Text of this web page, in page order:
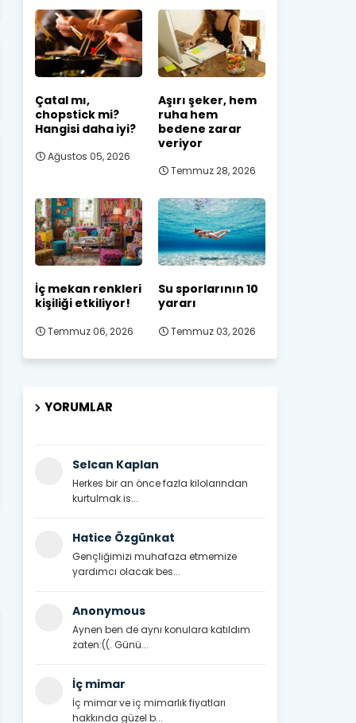
Çatal mı,
chopstick mi?
Hangisi daha iyi?
Ağustos 05, 2026
Aşırı şeker, hem
ruha hem
bedene zarar
veriyor
Temmuz 28, 2026
İç mekan renkleri
kişiliği etkiliyor!
Temmuz 06, 2026
Su sporlarının 10
yararı
Temmuz 03, 2026
YORUMLAR
Selcan Kaplan
Herkes bir an önce fazla kilolarından
kurtulmak is...
Hatice Özgünkat
Gençliğimizi muhafaza etmemize
yardımcı olacak bes...
Anonymous
Aynen ben de aynı konulara katıldım
zaten:((. Günü...
İç mimar
İç mimar ve iç mimarlık fiyatları
hakkında güzel b...